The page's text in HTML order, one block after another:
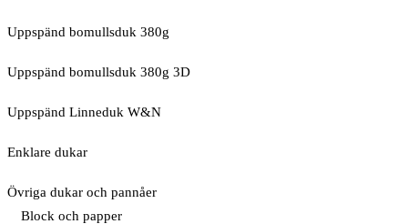
Uppspänd bomullsduk 380g
Uppspänd bomullsduk 380g 3D
Uppspänd Linneduk W&N
Enklare dukar
Övriga dukar och pannåer
Block och papper